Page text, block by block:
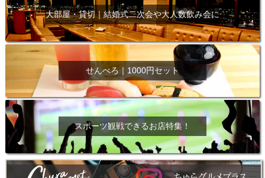
大部屋・貸切｜結婚式二次会や大人数飲み会に
せんべろ｜1000円セット
スポーツ観戦できるお店特集！